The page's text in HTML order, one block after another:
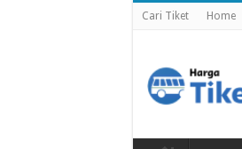
Cari Tiket Home